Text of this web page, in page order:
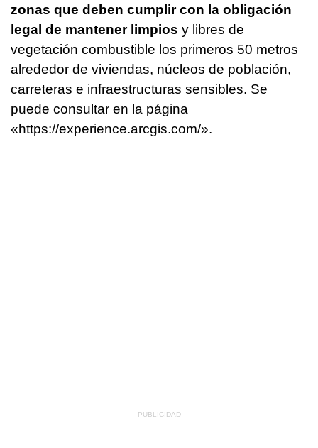
zonas que deben cumplir con la obligación
legal de mantener limpios y libres de
vegetación combustible los primeros 50 metros
alrededor de viviendas, núcleos de población,
carreteras e infraestructuras sensibles. Se
puede consultar en la página
«https://experience.arcgis.com/».